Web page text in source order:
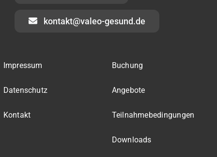
kontakt@valeo-gesund.de
Impressum
Datenschutz
Kontakt
Buchung
Angebote
Teilnahmebedingungen
Downloads